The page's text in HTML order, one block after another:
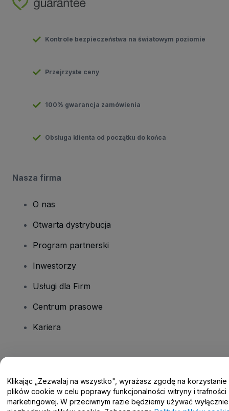
Kontrole bezpieczeństwa na światowym poziomie
Przejrzyste ceny
100% gwarancja zamówienia
Obsługa klienta od początku do końca
Nasza firma
O nas
Otwarta dystrybucja
Program partnerski
Inwestorzy
Usługi dla Firm
Centrum prasowe
Kariera
Centrum pomocy / Skontaktuj się z nami
Klikając „Zezwalaj na wszystko", wyrażasz zgodę na korzystanie
plików cookie w celu poprawy funkcjonalności witryny i trafności
marketingowej. W przeciwnym razie będziemy używać wyłącznie